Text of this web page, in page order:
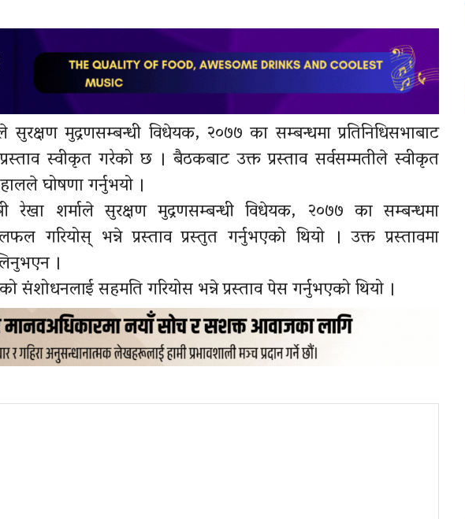
मुद्रणसम्बन्धी विधेयक, २०७७ का सम्बन्धमा प्रतिनिधिसभाबाट
स्वीकृत गरेको छ । बैठकबाट उक्त प्रस्ताव सर्वसम्मतीले स्वीकृत
घोषणा गर्नुभयो ।
रेखा शर्माले सुरक्षण मुद्रणसम्बन्धी विधेयक, २०७७ का सम्बन्धमा
गरियोस् भन्ने प्रस्ताव प्रस्तुत गर्नुभएको थियो । उक्त प्रस्तावमा
।
संशोधनलाई सहमति गरियोस भन्ने प्रस्ताव पेस गर्नुभएको थियो ।